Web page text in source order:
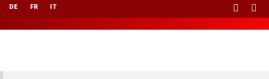
DE FR IT